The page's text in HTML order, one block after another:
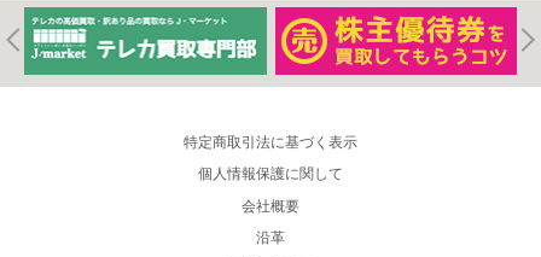
特定商取引法に基づく表示
個人情報保護に関して
会社概要
沿革